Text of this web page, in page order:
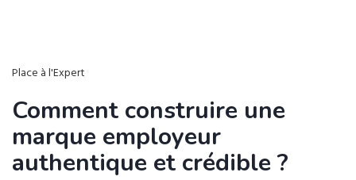
Place à l'Expert
Comment construire une
marque employeur
authentique et crédible ?